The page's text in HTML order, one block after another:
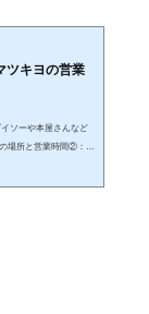
ツキヨの営業
ソーや本屋さんなど
場所と営業時間②：マ